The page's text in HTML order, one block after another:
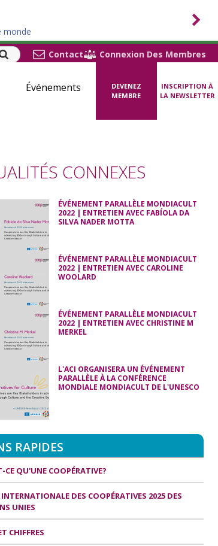
monde
Contact Connexion Des Membres
Événements
DEVENEZ
MEMBRE
INSCRIPTION À
LA NEWSLETTER
CONNEXES
ÉVÉNEMENT PARALLÈLE MONDIACULT
2022 | ENTRETIEN AVEC FABÍOLA DA
SILVA NADER MOTTA
ÉVÉNEMENT PARALLÈLE MONDIACULT
2022 | ENTRETIEN AVEC CAROLINE
WOOLARD
ÉVÉNEMENT PARALLÈLE MONDIACULT
2022 | ENTRETIEN AVEC CHRISTINE M
MERKEL
L'ACI ORGANISERA UN ÉVÉNEMENT
PARALLÈLE À LA CONFÉRENCE
MONDIALE MONDIACULT DE L'UNESCO
RAPIDES
CE QU'UNE COOPÉRATIVE?
DES COOPÉRATIVES 2025 DES
UNIES
CHIFFRES